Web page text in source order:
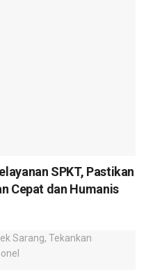
SPKT, Pastikan
Cepat dan Humanis